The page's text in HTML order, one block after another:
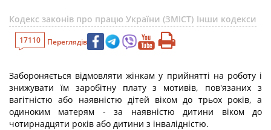
Кодекс законів про працю України (ЗМІСТ) Інши кодекси
17110 Переглядів
Забороняється відмовляти жінкам у прийнятті на роботу і
знижувати їм заробітну плату з мотивів, пов'язаних з
вагітністю або наявністю дітей віком до трьох років, а
одиноким матерям - за наявністю дитини віком до
чотирнадцяти років або дитини з інвалідністю.